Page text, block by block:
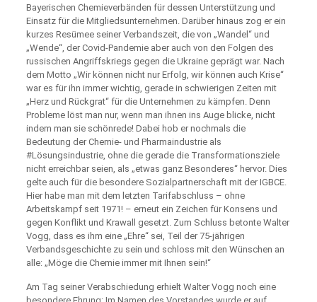
Bayerischen Chemieverbänden für dessen Unterstützung und
Einsatz für die Mitgliedsunternehmen. Darüber hinaus zog er ein
kurzes Resümee seiner Verbandszeit, die von „Wandel“ und
„Wende“, der Covid-Pandemie aber auch von den Folgen des
russischen Angriffskriegs gegen die Ukraine geprägt war. Nach
dem Motto „Wir können nicht nur Erfolg, wir können auch Krise“
war es für ihn immer wichtig, gerade in schwierigen Zeiten mit
„Herz und Rückgrat“ für die Unternehmen zu kämpfen. Denn
Probleme löst man nur, wenn man ihnen ins Auge blicke, nicht
indem man sie schönrede! Dabei hob er nochmals die
Bedeutung der Chemie- und Pharmaindustrie als
#Lösungsindustrie, ohne die gerade die Transformationsziele
nicht erreichbar seien, als „etwas ganz Besonderes“ hervor. Dies
gelte auch für die besondere Sozialpartnerschaft mit der IGBCE.
Hier habe man mit dem letzten Tarifabschluss – ohne
Arbeitskampf seit 1971! – erneut ein Zeichen für Konsens und
gegen Konflikt und Krawall gesetzt. Zum Schluss betonte Walter
Vogg, dass es ihm eine „Ehre“ sei, Teil der 75-jährigen
Verbandsgeschichte zu sein und schloss mit den Wünschen an
alle: „Möge die Chemie immer mit Ihnen sein!“
Am Tag seiner Verabschiedung erhielt Walter Vogg noch eine
besondere Ehrung: Im Namen des Vorstandes wurde er auf